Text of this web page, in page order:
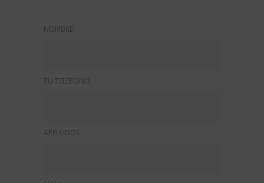
NOMBRE
TU TELÉFONO
APELLIDOS